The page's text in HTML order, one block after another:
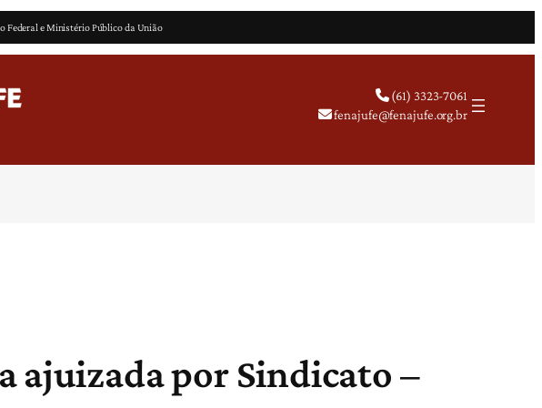
Federal e Ministério Público da União
(61) 3323-7061
fenajufe@fenajufe.org.br
ajuizada por Sindicato –